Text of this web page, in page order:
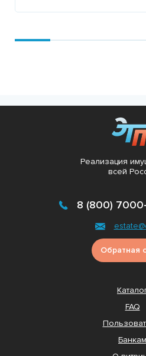
Реализация
всей
8 (800)
Обратная
FAQ
Банкам